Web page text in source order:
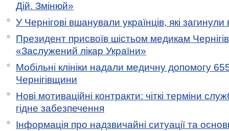
Дій. Змінюй»
У Чернігові вшанували українців, які загинули
Президент присвоїв шістьом медикам
«Заслужений лікар України»
Мобільні клініки надали медичну допомогу
Чернігівщини
Нові мотиваційні контракти: чіткі терміни
гідне забезпечення
Інформація про надзвичайні ситуації та